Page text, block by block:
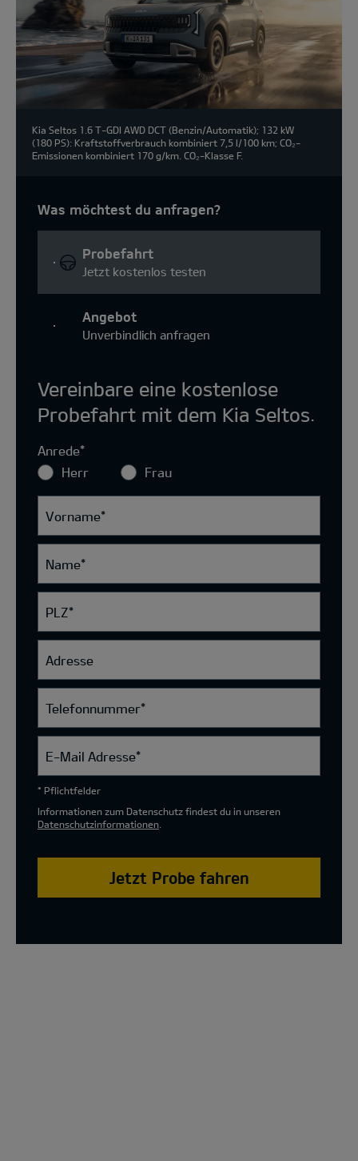
Kia Seltos 1.6 T-GDI AWD DCT (Benzin/Automatik); 132 kW
(180 PS): Kraftstoffverbrauch kombiniert 7,5 l/100 km; CO₂-
Emissionen kombiniert 170 g/km. CO₂-Klasse F.
Was möchtest du anfragen?
Probefahrt
Jetzt kostenlos testen
Angebot
Unverbindlich anfragen
Vereinbare eine kostenlose
Probefahrt mit dem Kia Seltos.
Anrede*
Herr
Frau
Vorname*
Name*
PLZ*
Adresse
Telefonnummer*
E-Mail Adresse*
* Pflichtfelder
Informationen zum Datenschutz findest du in unseren
Datenschutzinformationen
Jetzt Probe fahren